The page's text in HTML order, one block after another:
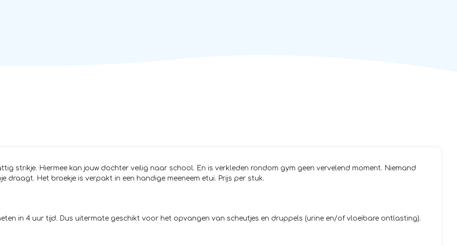
strikje. Hiermee kan jouw dochter veilig naar school. En is verkleden rondom gym geen vervelend moment. Niemand
draagt. Het broekje is verpakt in een handige meeneem etui. Prijs per stuk.
in 4 uur tijd. Dus uitermate geschikt voor het opvangen van scheutjes en druppels (urine en/of vloeibare ontlasting).